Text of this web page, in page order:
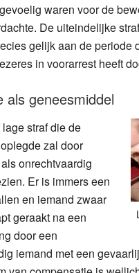
waren voor de
De uiteindelijke
gelijk aan de periode
in voorarrest heeft
als geneesmiddel
straf die de
zal door
onrechtvaardig
Er is immers een
en iemand zwaar
geraakt na een
door een
iemand met een